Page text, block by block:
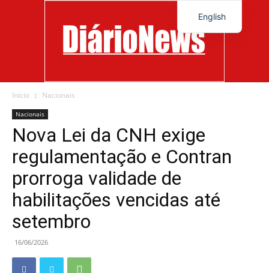
News
Início Nacionais
Nacionais
Nova Lei da CNH exige
regulamentação e Contran
prorroga validade de
habilitações vencidas até
setembro
16/06/2026
English